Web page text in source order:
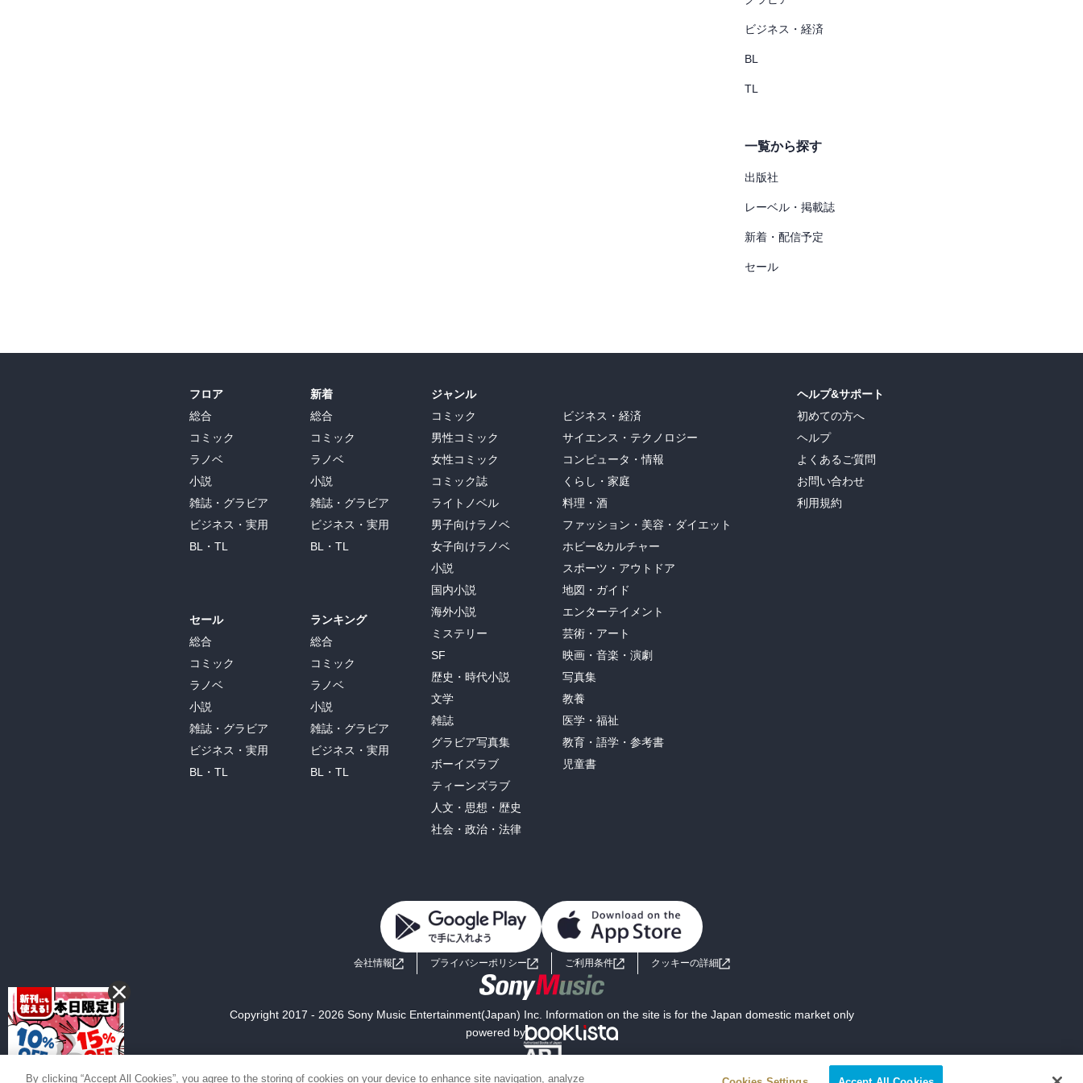
ビジネス・経済
BL
TL
一覧から探す
出版社
レーベル・掲載誌
新着・配信予定
セール
フロア
総合
コミック
ラノベ
小説
雑誌・グラビア
ビジネス・実用
BL・TL
セール
総合
コミック
ラノベ
小説
雑誌・グラビア
ビジネス・実用
BL・TL
新着
総合
コミック
ラノベ
小説
雑誌・グラビア
ビジネス・実用
BL・TL
ランキング
総合
コミック
ラノベ
小説
雑誌・グラビア
ビジネス・実用
BL・TL
ジャンル
コミック
男性コミック
女性コミック
コミック誌
ライトノベル
男子向けラノベ
女子向けラノベ
小説
国内小説
海外小説
ミステリー
SF
歴史・時代小説
文学
雑誌
グラビア写真集
ボーイズラブ
ティーンズラブ
人文・思想・歴史
社会・政治・法律
ビジネス・経済
サイエンス・テクノロジー
コンピュータ・情報
くらし・家庭
料理・酒
ファッション・美容・ダイエット
ホビー&カルチャー
スポーツ・アウトドア
地図・ガイド
エンターテイメント
芸術・アート
映画・音楽・演劇
写真集
教養
医学・福祉
教育・語学・参考書
児童書
ヘルプ&サポート
初めての方へ
ヘルプ
よくあるご質問
お問い合わせ
利用規約
会社情報 プライバシーポリシー ご利用条件 クッキーの詳細
Copyright 2017 - 2026 Sony Music Entertainment(Japan) Inc. Information on the site is for the Japan domestic market only
powered by
By clicking “Accept All Cookies”, you agree to the storing of cookies on your device to enhance site navigation, analyze